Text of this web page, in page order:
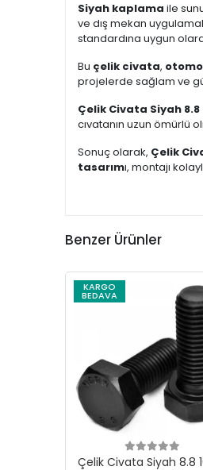
Siyah kaplama ile
ve dış mekan
standardına uygun
Bu çelik civata,
projelerde sağlam ve
Çelik Civata Siyah 8.8
cıvatanın uzun ömürlü
Sonuç olarak, Çelik
tasarımı, montajı
Benzer Ürünler
KARGO
BEDAVA
Çelik Civata Siyah 8.8